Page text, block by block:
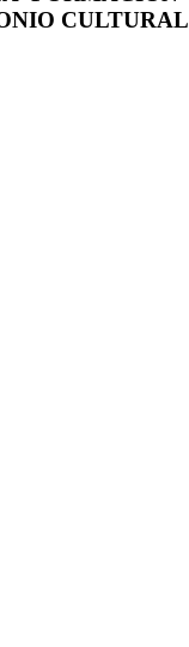
CULTURAL